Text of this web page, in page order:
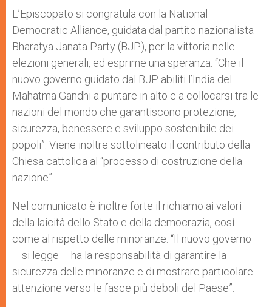
L’Episcopato si congratula con la National
Democratic Alliance, guidata dal partito nazionalista
Bharatya Janata Party (BJP), per la vittoria nelle
elezioni generali, ed esprime una speranza: “Che il
nuovo governo guidato dal BJP abiliti l’India del
Mahatma Gandhi a puntare in alto e a collocarsi tra le
nazioni del mondo che garantiscono protezione,
sicurezza, benessere e sviluppo sostenibile dei
popoli”. Viene inoltre sottolineato il contributo della
Chiesa cattolica al “processo di costruzione della
nazione”.
Nel comunicato è inoltre forte il richiamo ai valori
della laicità dello Stato e della democrazia, così
come al rispetto delle minoranze. “Il nuovo governo
– si legge – ha la responsabilità di garantire la
sicurezza delle minoranze e di mostrare particolare
attenzione verso le fasce più deboli del Paese”.